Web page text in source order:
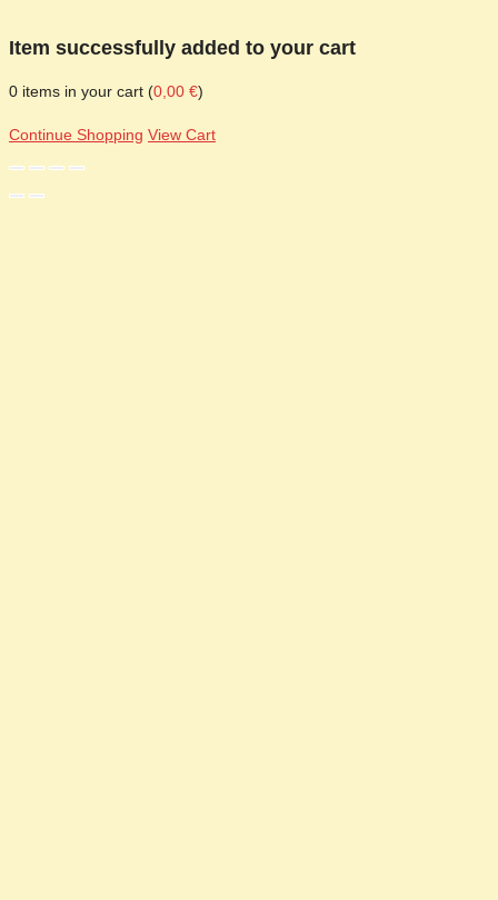
Item successfully added to your cart
0 items in your cart (0,00 €)
Continue Shopping View Cart